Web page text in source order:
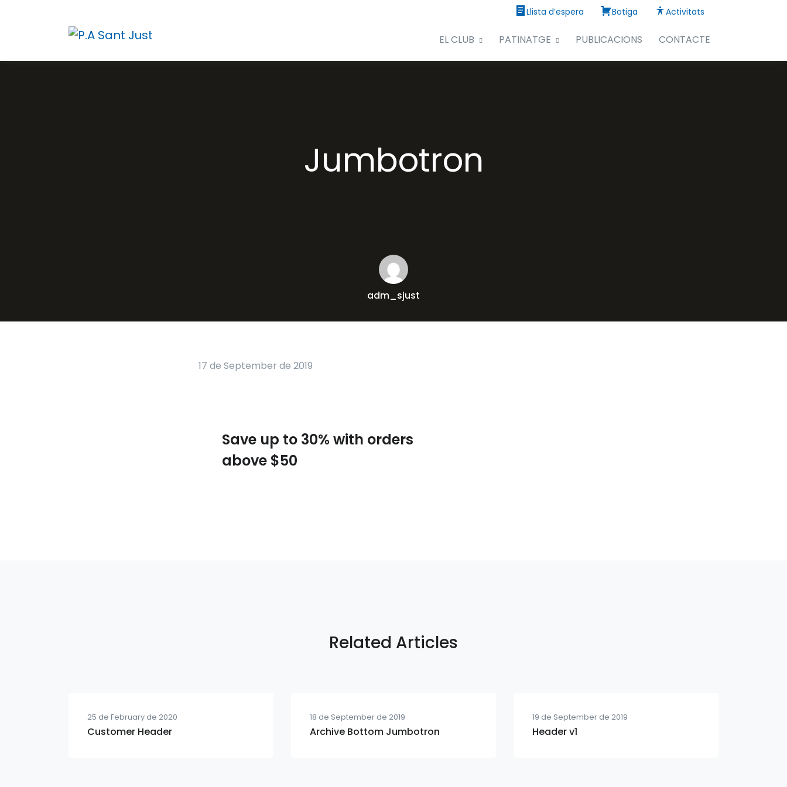
Llista d’espera Botiga Activitats
EL CLUB PATINATGE PUBLICACIONS CONTACTE
Jumbotron
adm_sjust
17 de September de 2019
Save up to 30% with orders
above $50
Related Articles
25 de February de 2020
Customer Header
18 de September de 2019
Archive Bottom Jumbotron
19 de September de 2019
Header v1